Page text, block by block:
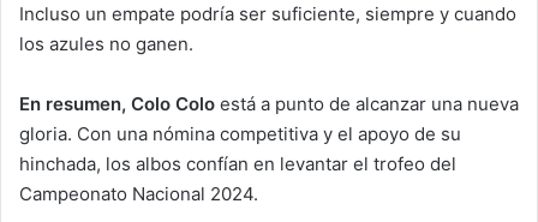
Incluso un empate podría ser suficiente, siempre y cuando
los azules no ganen.
En resumen, Colo Colo está a punto de alcanzar una nueva
gloria. Con una nómina competitiva y el apoyo de su
hinchada, los albos confían en levantar el trofeo del
Campeonato Nacional 2024.